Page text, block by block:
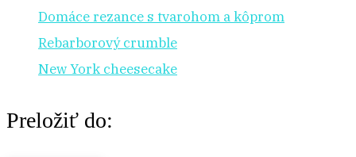
Domáce rezance s tvarohom a kôprom
Rebarborový crumble
New York cheesecake
Preložiť do: